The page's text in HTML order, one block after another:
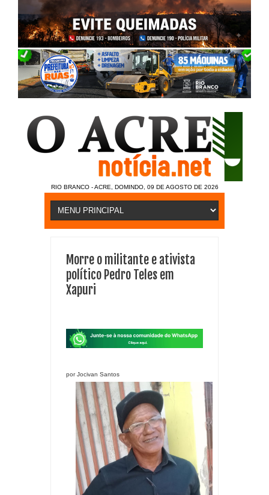
RIO BRANCO - ACRE, DOMINDO, 09 DE AGOSTO DE 2026
Morre o militante e ativista
político Pedro Teles em
Xapuri
por Jocivan Santos